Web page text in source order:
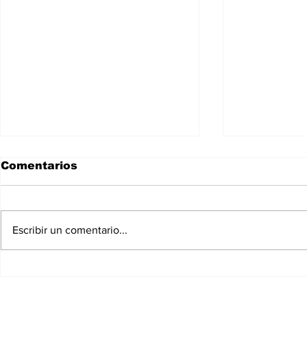
Comentarios
Escribir un comentario...